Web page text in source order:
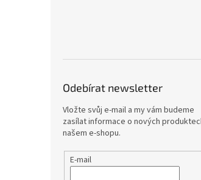
Odebírat newsletter
Vložte svůj e-mail a my vám budeme
zasílat informace o nových
našem e-shopu.
E-mail